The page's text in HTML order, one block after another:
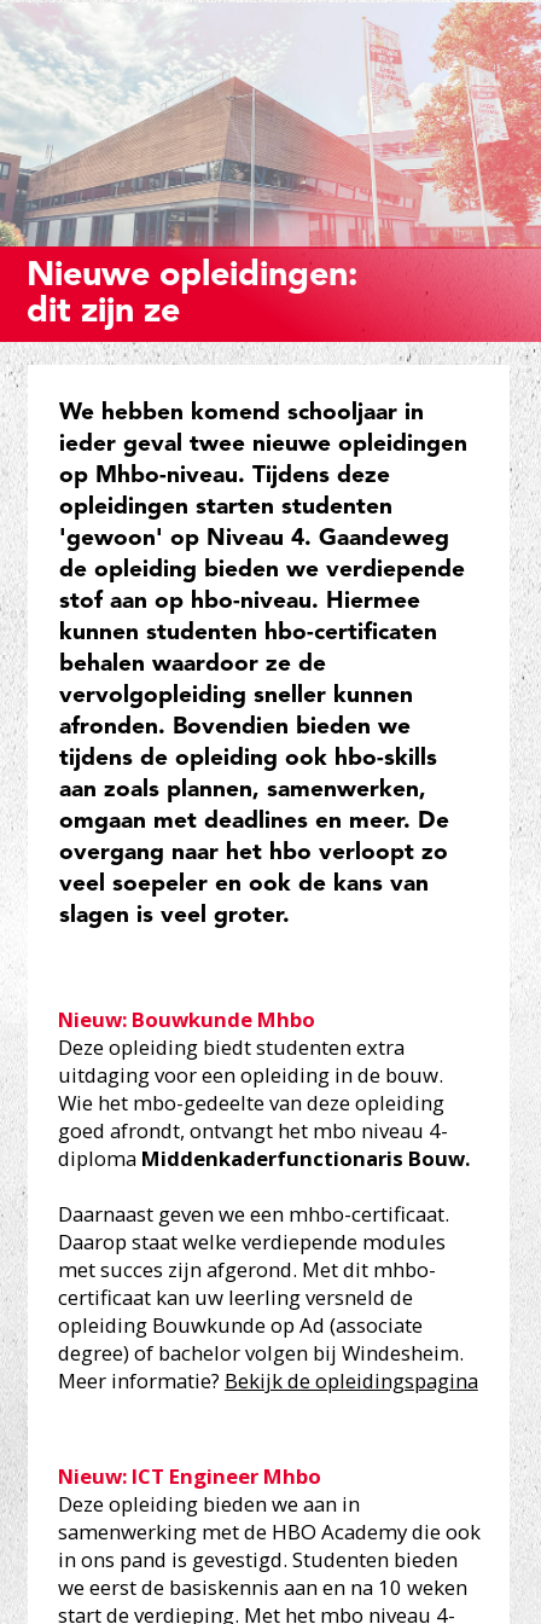
We hebben komend schooljaar in
ieder geval twee nieuwe opleidingen
op Mhbo-niveau. Tijdens deze
opleidingen starten studenten
'gewoon' op Niveau 4. Gaandeweg
de opleiding bieden we verdiepende
stof aan op hbo-niveau. Hiermee
kunnen studenten hbo-certificaten
behalen waardoor ze de
vervolgopleiding sneller kunnen
afronden. Bovendien bieden we
tijdens de opleiding ook hbo-skills
aan zoals plannen, samenwerken,
omgaan met deadlines en meer. De
overgang naar het hbo verloopt zo
veel soepeler en ook de kans van
slagen is veel groter.
Nieuw: Bouwkunde Mhbo
Deze opleiding biedt studenten extra
uitdaging voor een opleiding in de bouw.
Wie het mbo-gedeelte van deze opleiding
goed afrondt, ontvangt het mbo niveau 4-
diploma Middenkaderfunctionaris Bouw.
Daarnaast geven we een mhbo-certificaat.
Daarop staat welke verdiepende modules
met succes zijn afgerond. Met dit mhbo-
certificaat kan uw leerling versneld de
opleiding Bouwkunde op Ad (associate
degree) of bachelor volgen bij Windesheim.
Meer informatie? Bekijk de opleidingspagina
Nieuw: ICT Engineer Mhbo
Deze opleiding bieden we aan in
samenwerking met de HBO Academy die ook
in ons pand is gevestigd. Studenten bieden
we eerst de basiskennis aan en na 10 weken
start de verdieping. Met het mbo niveau 4-
Nieuwe opleidingen:
dit zijn ze